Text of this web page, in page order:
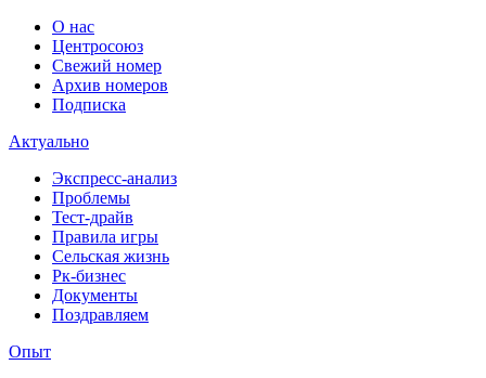
О нас
Центросоюз
Свежий номер
Архив номеров
Подписка
Актуально
Экспресс-анализ
Проблемы
Тест-драйв
Правила игры
Сельская жизнь
Рк-бизнес
Документы
Поздравляем
Опыт